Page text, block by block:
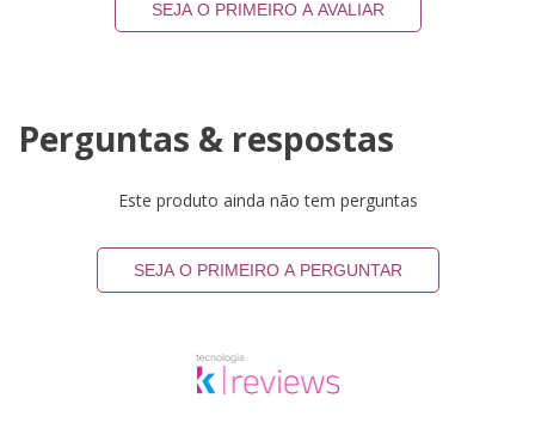
SEJA O PRIMEIRO A AVALIAR
Perguntas & respostas
Este produto ainda não tem perguntas
SEJA O PRIMEIRO A PERGUNTAR